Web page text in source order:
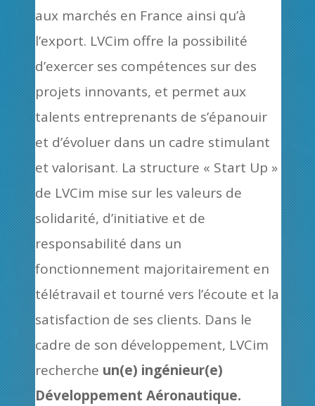
aux marchés en France ainsi qu’à
l’export. LVCim offre la possibilité
d’exercer ses compétences sur des
projets innovants, et permet aux
talents entreprenants de s’épanouir
et d’évoluer dans un cadre stimulant
et valorisant. La structure « Start Up »
de LVCim mise sur les valeurs de
solidarité, d’initiative et de
responsabilité dans un
fonctionnement majoritairement en
télétravail et tourné vers l’écoute et la
satisfaction de ses clients. Dans le
cadre de son développement, LVCim
recherche un(e) ingénieur(e)
Développement Aéronautique.